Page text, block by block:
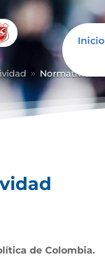
Inicio
9 Normatividad
de Colombia.